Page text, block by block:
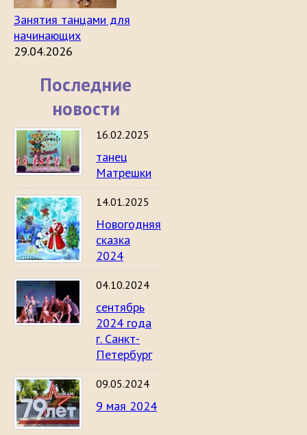
Занятия танцами для
начинающих
29.04.2026
Последние
новости
16.02.2025
танец
Матрешки
14.01.2025
Новогодняя
сказка
2024
04.10.2024
сентябрь
2024 года
г. Санкт-
Петербург
09.05.2024
9 мая 2024